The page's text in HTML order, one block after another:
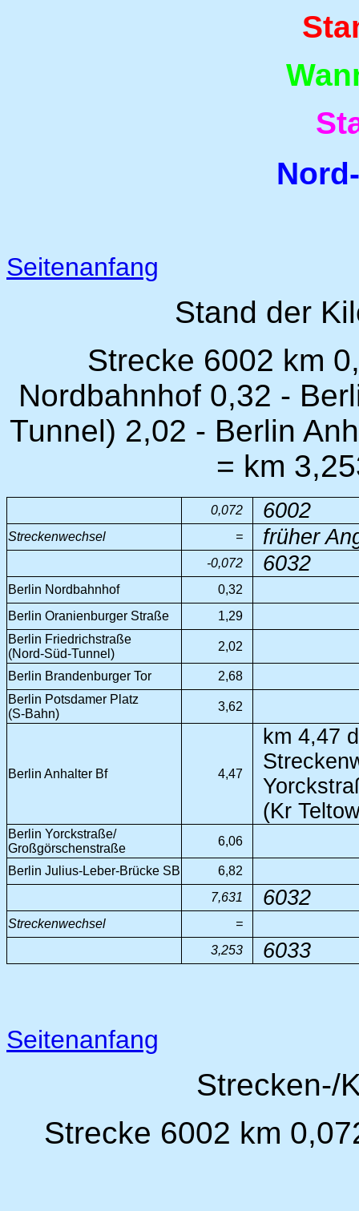
Seitenanfang
Stand der
Strecke 6002 km
Nordbahnhof 0,32 -
Tunnel) 2,02 - Berlin
= km
0,072 6002
Streckenwechsel = früher
-0,072 6032
Berlin Nordbahnhof
0,32
Berlin Oranienburger Straße
1,29
Berlin Friedrichstraße
(Nord-Süd-Tunnel)
2,02
Berlin Brandenburger Tor
2,68
Berlin Potsdamer Platz
(S-Bahn)
3,62
Berlin Anhalter Bf 4,47
km 4,47
(Kr
Berlin Yorckstraße/
Großgörschenstraße
6,06
Berlin Julius-Leber-Brücke SB
6,82
7,631
6032
Streckenwechsel
=
3,253
6033
Seitenanfang
Strecken-/
Strecke 6002 km